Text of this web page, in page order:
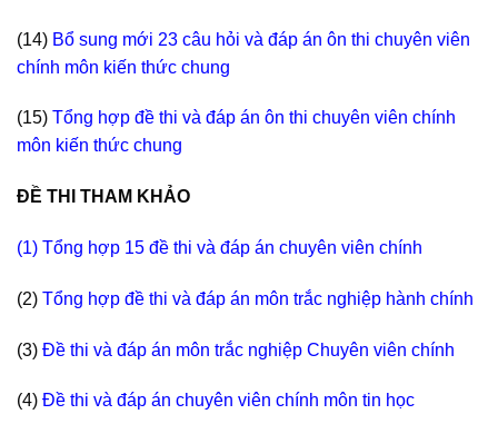
(14) Bổ sung mới 23 câu hỏi và đáp án ôn thi chuyên viên
chính môn kiến thức chung
(15) Tổng hợp đề thi và đáp án ôn thi chuyên viên chính
môn kiến thức chung
ĐỀ THI THAM KHẢO
(1) Tổng hợp 15 đề thi và đáp án chuyên viên chính
(2) Tổng hợp đề thi và đáp án môn trắc nghiệp hành chính
(3) Đề thi và đáp án môn trắc nghiệp Chuyên viên chính
(4) Đề thi và đáp án chuyên viên chính môn tin học